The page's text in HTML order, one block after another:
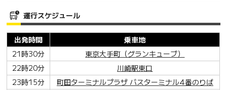
運行スケジュール
出発時間
乗車地
21時30分
東京大手町（グランキューブ）
22時20分
川崎駅東口
23時15分
町田ターミナルプラザ バスターミナル4番のりば